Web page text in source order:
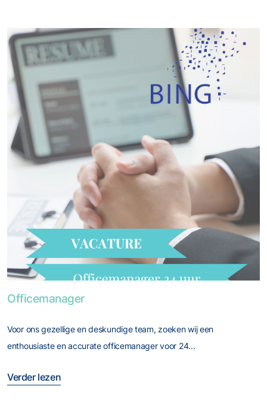
Officemanager
Voor ons gezellige en deskundige team, zoeken wij een
enthousiaste en accurate officemanager voor 24...
Verder lezen